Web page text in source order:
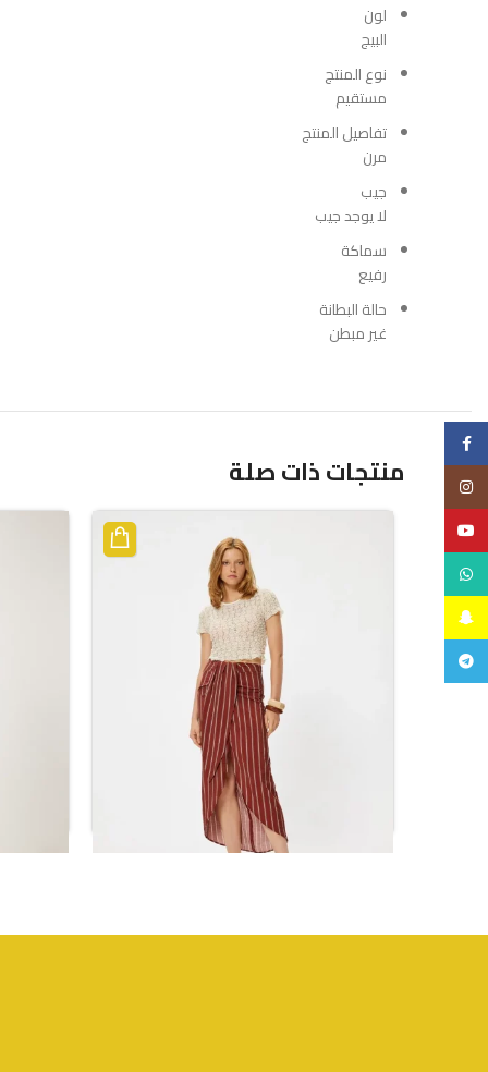
لون
البيج
نوع المنتج
مستقيم
تفاصيل المنتج
مرن
جيب
لا يوجد جيب
سماكة
رفيع
حالة البطانة
غير مبطن
منتجات ذات صلة
تنورة ضيقة مخطط بالبني
Instagram